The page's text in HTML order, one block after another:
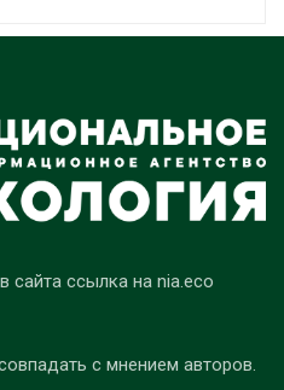
сайта ссылка на nia.eco
с мнением авторов.